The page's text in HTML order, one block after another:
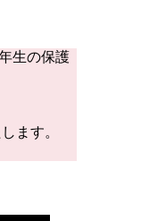
生の保護
ます。